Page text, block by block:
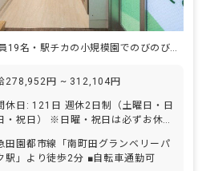
残業少なめ！定員19名・駅チカの小規模園でのびのび働きませんか？
278,952円 ~ 312,104円
121日 週休2日制（土曜日・日
・祝日） ※日曜・祝日は必ずお休み
みが可能です。 【年間休日121日
フレッシュ休暇含む】 リフレッシュ
田園都市線「南町田グランベリーパ
ーク駅」より徒歩2分 ■自転車通勤可